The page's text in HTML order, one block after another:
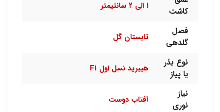
کاشت
۱ الی ۲ سانتیمتر
فصل
گلدهی
تابستان گل
نوع بذر
یا پیاز
هیبرید نسل اول F1
نیاز
نوری
آفتاب دوست